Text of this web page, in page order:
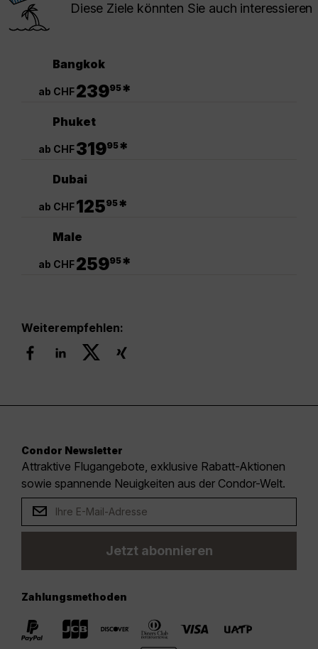
Diese Ziele könnten Sie auch interessieren
Bangkok
ab CHF23995*
Phuket
ab CHF31995*
Dubai
ab CHF12595*
Male
ab CHF25995*
Weiterempfehlen:
Condor Newsletter
Attraktive Flugangebote, exklusive Rabatt-Aktionen
sowie spannende Neuigkeiten aus der Condor-Welt.
Jetzt abonnieren
Zahlungsmethoden